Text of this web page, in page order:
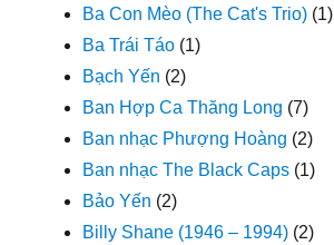
Ba Con Mèo (The Cat's Trio) (1)
Ba Trái Táo (1)
Bạch Yến (2)
Ban Hợp Ca Thăng Long (7)
Ban nhạc Phượng Hoàng (2)
Ban nhạc The Black Caps (1)
Bảo Yến (2)
Billy Shane (1946 – 1994) (2)